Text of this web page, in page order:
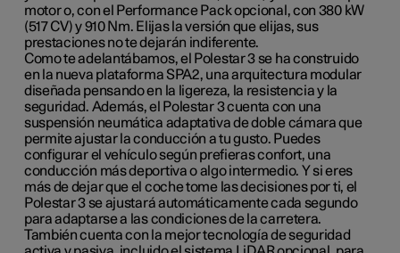
motor o, con el Performance Pack opcional, con 380 kW
(517 CV) y 910 Nm. Elijas la versión que elijas, sus
prestaciones no te dejarán indiferente.
Como te adelantábamos, el Polestar 3 se ha construido
en la nueva plataforma SPA2, una arquitectura modular
diseñada pensando en la ligereza, la resistencia y la
seguridad. Además, el Polestar 3 cuenta con una
suspensión neumática adaptativa de doble cámara que
permite ajustar la conducción a tu gusto. Puedes
configurar el vehículo según prefieras confort, una
conducción más deportiva o algo intermedio. Y si eres
más de dejar que el coche tome las decisiones por ti, el
Polestar 3 se ajustará automáticamente cada segundo
para adaptarse a las condiciones de la carretera.
También cuenta con la mejor tecnología de seguridad